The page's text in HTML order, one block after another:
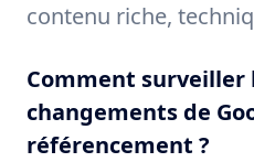
contenu riche,
Comment surveiller
changements de
référencement ?